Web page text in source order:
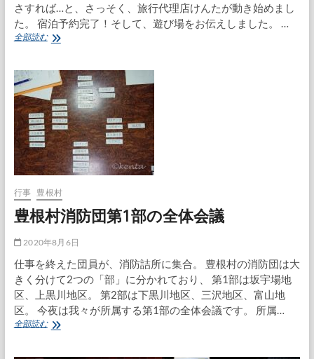
さすれば…と、さっそく、旅行代理店けんたが動き始めまし
た。 宿泊予約完了！そして、遊び場をお伝えしました。 …
全部読む豊
に
先
輩、
友
人
ご
訪
問、
夜
は
星
空
を
求
て
茶
臼
山
高
原
行事 豊根村
豊根村消防団第1部の全体会議
2020年8月6日
仕事を終えた団員が、消防詰所に集合。 豊根村の消防団は大
きく分けて2つの「部」に分かれており、 第1部は坂宇場地
区、上黒川地区。 第2部は下黒川地区、三沢地区、富山地
区。 今夜は我々が所属する第1部の全体会議です。 所属…
全部読む豊